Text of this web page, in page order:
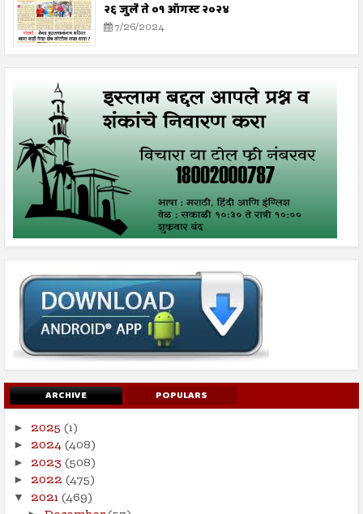
२६ जुलै ते ०१ ऑगस्ट २०२४
7/26/2024
ARCHIVE POPULARS
► 2025 (1)
► 2024(408)
► 2023 (508)
► 2022 (475)
▼ 2021(469)